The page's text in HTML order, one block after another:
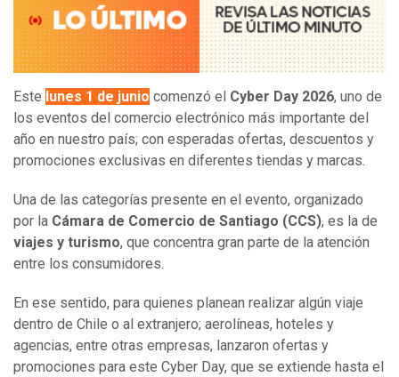
Este lunes 1 de junio comenzó el Cyber Day 2026, uno de
los eventos del comercio electrónico más importante del
año en nuestro país; con esperadas ofertas, descuentos y
promociones exclusivas en diferentes tiendas y marcas.
Una de las categorías presente en el evento, organizado
por la Cámara de Comercio de Santiago (CCS), es la de
viajes y turismo, que concentra gran parte de la atención
entre los consumidores.
En ese sentido, para quienes planean realizar algún viaje
dentro de Chile o al extranjero; aerolíneas, hoteles y
agencias, entre otras empresas, lanzaron ofertas y
promociones para este Cyber Day, que se extiende hasta el